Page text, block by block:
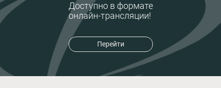
Доступно в формате
онлайн-трансляции!
Перейти